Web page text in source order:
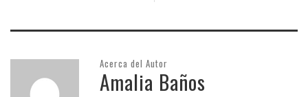
Acerca del Autor
Amalia Baños